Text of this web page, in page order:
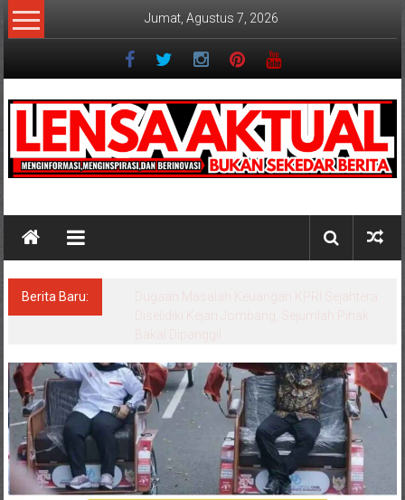
Lompat
ke
Jumat, Agustus 7, 2026
Berita Baru:
Program Kampung Nelayan Merah Putih
Masuk Lamongan, Paciran & Brondong Jadi
Pusat Ekonomi Pesisir